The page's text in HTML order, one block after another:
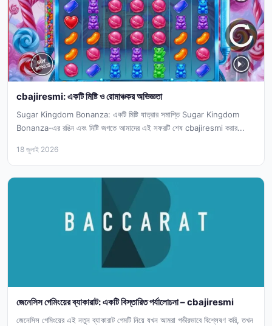
cbajiresmi: একটি মিষ্টি ও রোমাঞ্চকর অভিজ্ঞতা
Sugar Kingdom Bonanza: একটি মিষ্টি যাত্রার সমাপ্তি Sugar Kingdom
Bonanza-এর রঙিন এবং মিষ্টি জগতে আমাদের এই সফরটি শেষ cbajiresmi করার...
18 জুলাই 2026
জেনেসিস গেমিংয়ের ব্যাকারাট: একটি বিস্তারিত পর্যালোচনা – cbajiresmi
জেনেসিস গেমিংয়ের এই নতুন ব্যাকারাট গেমটি নিয়ে যখন আমরা গভীরভাবে বিশ্লেষণ করি, তখন